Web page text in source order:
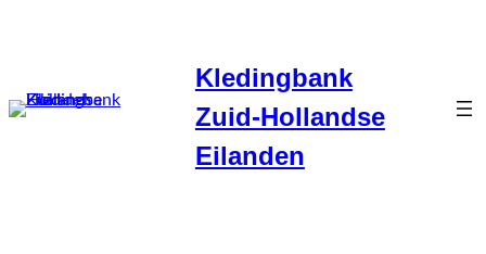
inhoud
Kledingbank
Zuid-Hollandse
Eilanden